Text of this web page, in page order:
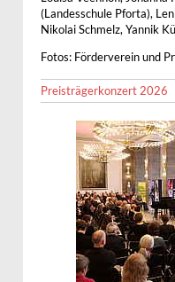
(Landesschule Pforta),
Nikolai Schmelz, Yannik
Fotos: Förderverein und
Preisträgerkonzert 2026